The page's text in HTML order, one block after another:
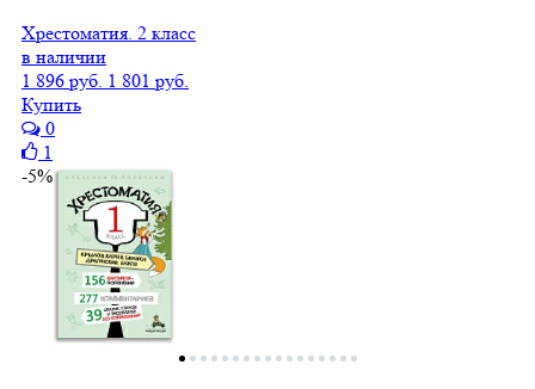
Хрестоматия. 2 класс
в наличии
1 896 руб. 1 801 руб.
Купить
0
1
-5%